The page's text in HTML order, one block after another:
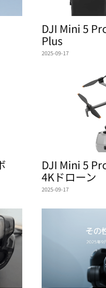
DJI Mini 5
Plus
2025-09-17
DJI Mini 5
4Kドローン
2025-09-17